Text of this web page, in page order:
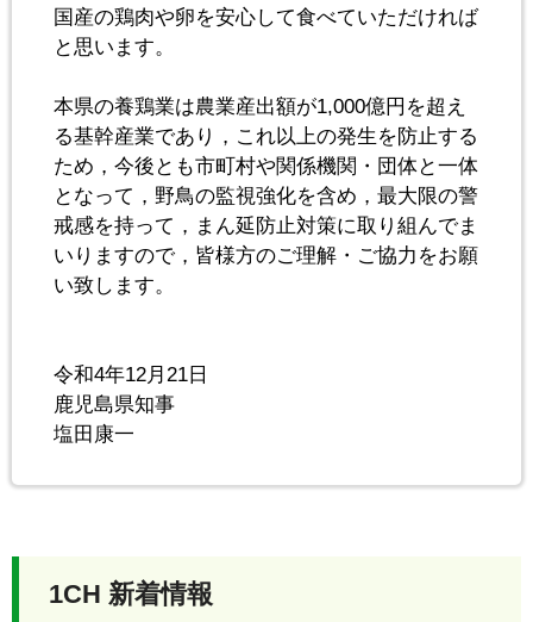
国産の鶏肉や卵を安心して食べていただければ
と思います。
本県の養鶏業は農業産出額が1,000億円を超え
る基幹産業であり，これ以上の発生を防止する
ため，今後とも市町村や関係機関・団体と一体
となって，野鳥の監視強化を含め，最大限の警
戒感を持って，まん延防止対策に取り組んでま
いりますので，皆様方のご理解・ご協力をお願
い致します。
令和4年12月21日
鹿児島県知事
塩田康一
1CH 新着情報